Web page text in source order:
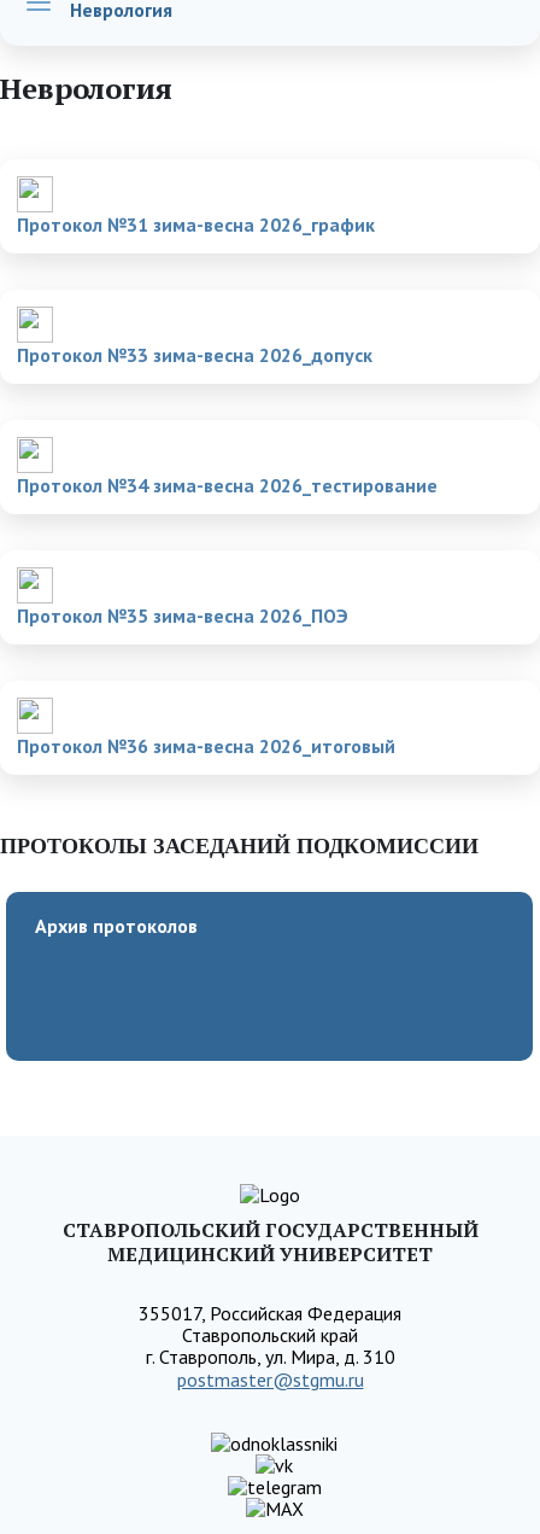
Неврология
Неврология
Протокол №31 зима-весна 2026_график
Протокол №33 зима-весна 2026_допуск
Протокол №34 зима-весна 2026_тестирование
Протокол №35 зима-весна 2026_ПОЭ
Протокол №36 зима-весна 2026_итоговый
ПРОТОКОЛЫ ЗАСЕДАНИЙ ПОДКОМИССИИ
Архив протоколов
СТАВРОПОЛЬСКИЙ ГОСУДАРСТВЕННЫЙ
МЕДИЦИНСКИЙ УНИВЕРСИТЕТ
355017, Российская Федерация
Ставропольский край
г. Ставрополь, ул. Мира, д. 310
postmaster@stgmu.ru